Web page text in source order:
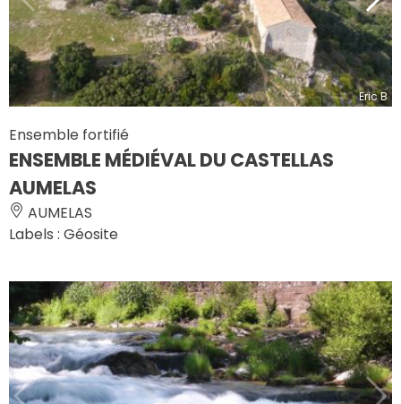
Eric B
Ensemble fortifié
ENSEMBLE MÉDIÉVAL DU CASTELLAS
AUMELAS
AUMELAS
Labels : Géosite